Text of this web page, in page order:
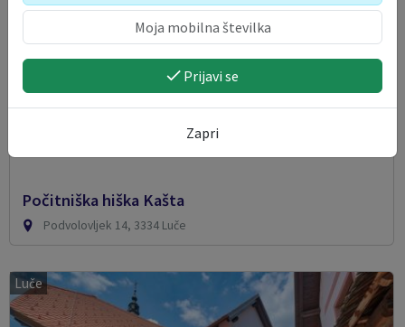
Počitniška hiška Kašta
Podvolovljek 14, 3334 Luče
Luče
Prijavi se
Zapri